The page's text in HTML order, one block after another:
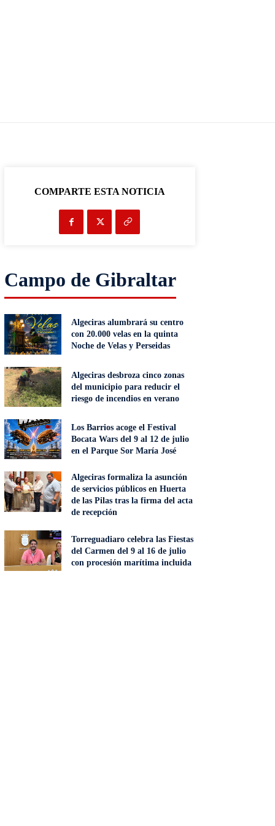
COMPARTE ESTA NOTICIA
Campo de Gibraltar
Algeciras alumbrará su centro
con 20.000 velas en la quinta
Noche de Velas y Perseidas
Algeciras desbroza cinco zonas
del municipio para reducir el
riesgo de incendios en verano
Los Barrios acoge el Festival
Bocata Wars del 9 al 12 de julio
en el Parque Sor María José
Algeciras formaliza la asunción
de servicios públicos en Huerta
de las Pilas tras la firma del acta
de recepción
Torreguadiaro celebra las Fiestas
del Carmen del 9 al 16 de julio
con procesión marítima incluida